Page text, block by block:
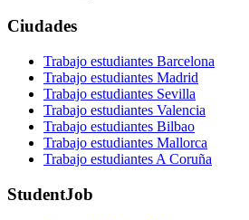
Ciudades
Trabajo estudiantes Barcelona
Trabajo estudiantes Madrid
Trabajo estudiantes Sevilla
Trabajo estudiantes Valencia
Trabajo estudiantes Bilbao
Trabajo estudiantes Mallorca
Trabajo estudiantes A Coruña
StudentJob